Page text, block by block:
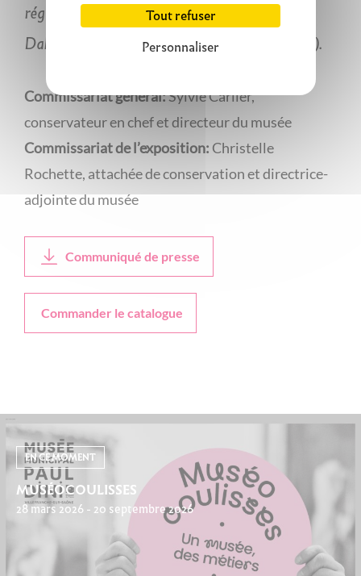
Tout refuser
Personnaliser
région lyonnaise (Émile Didier, Claude
Dalbanne, Louis Thomas, Étienne Morillon…).
Commissariat général:Sylvie Carlier,
conservateur en chef et directeur du musée
Commissariat de l’exposition: Christelle
Rochette, attachée de conservation et directrice-
adjointe du musée
Communiqué de presse
Commander le catalogue
EN CE MOMENT
MUSÉOCOULISSES
28 mars 2026 - 20 septembre 2026